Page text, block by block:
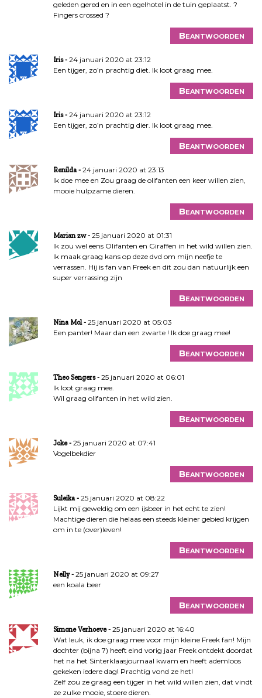
geleden gered en in een egelhotel in de tuin geplaatst. ?
Fingers crossed ?
Beantwoorden
Iris
24 januari 2020 at 23:12
Een tijger, zo’n prachtig diet. Ik loot graag mee.
Beantwoorden
Iris
24 januari 2020 at 23:12
Een tijger, zo’n prachtig dier. Ik loot graag mee.
Beantwoorden
Renilda
24 januari 2020 at 23:13
Ik doe mee en Zou graag de olifanten een keer willen zien,
mooie hulpzame dieren.
Beantwoorden
Marian zw
25 januari 2020 at 01:31
Ik zou wel eens Olifanten en Giraffen in het wild willen zien.
Ik maak graag kans op deze dvd om mijn neefje te
verrassen. Hij is fan van Freek en dit zou dan natuurlijk een
super verrassing zijn
Beantwoorden
Nina Mol
25 januari 2020 at 05:03
Een panter! Maar dan een zwarte ! Ik doe graag mee!
Beantwoorden
Theo Sengers
25 januari 2020 at 06:01
Ik loot graag mee.
Wil graag olifanten in het wild zien.
Beantwoorden
Joke
25 januari 2020 at 07:41
Vogelbekdier
Beantwoorden
Suleika
25 januari 2020 at 08:22
Lijkt mij geweldig om een ijsbeer in het echt te zien!
Machtige dieren die helaas een steeds kleiner gebied krijgen
om in te (over)leven!
Beantwoorden
Nelly
25 januari 2020 at 09:27
een koala beer
Beantwoorden
Simone Verhoeve
25 januari 2020 at 16:40
Wat leuk, ik doe graag mee voor mijn kleine Freek fan! Mijn
dochter (bijna 7) heeft eind vorig jaar Freek ontdekt doordat
het na het Sinterklaasjournaal kwam en heeft ademloos
gekeken iedere dag! Prachtig vond ze het!
Zelf zou ze graag een tijger in het wild willen zien, dat vindt
ze zulke mooie, stoere dieren.